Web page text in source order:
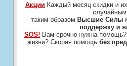
АкцииКаждый месяц скидки и
случайным,
таким образом Высшие Силы
поддержку и
SOS! Вам срочно нужна
жизни? Скорая помощь без